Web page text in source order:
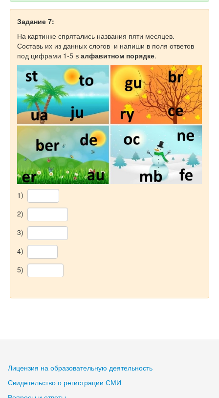
Задание 7:
На картинке спрятались названия пяти месяцев.
Составь их из данных слогов и напиши в поля ответов
под цифрами 1-5 в алфавитном порядке.
1)
2)
3)
4)
5)
Лицензия на образовательную деятельность
Свидетельство о регистрации СМИ